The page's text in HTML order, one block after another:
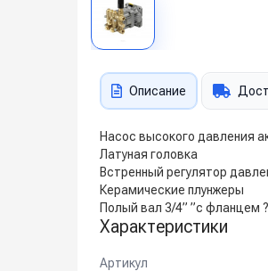
Описание
Насос высокого давления
Латуная головка
Встренный регулятор
Керамические плунжеры
Полый вал 3/4” ”с фланцем
Характеристики
Артикул